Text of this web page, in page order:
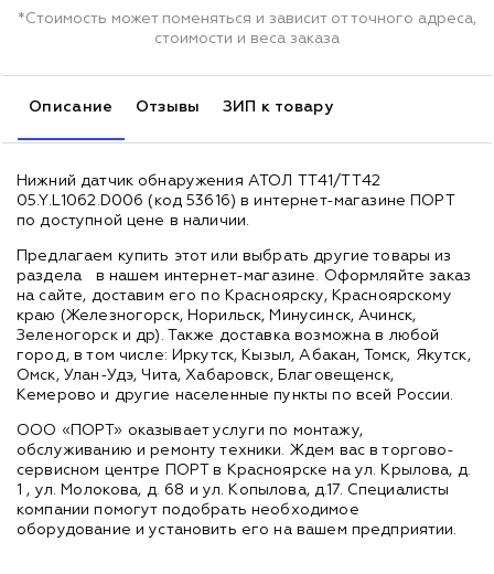
*Стоимость может поменяться и зависит от точного адреса,
стоимости и веса заказа
Описание Отзывы ЗИП к товару
Нижний датчик обнаружения АТОЛ TT41/TT42
05.Y.L1062.D006 (код 53616) в интернет-магазине ПОРТ
по доступной цене в наличии.
Предлагаем купить этот или выбрать другие товары из
раздела
в нашем интернет-магазине. Оформляйте заказ
на сайте, доставим его по Красноярску, Красноярскому
краю (Железногорск, Норильск, Минусинск, Ачинск,
Зеленогорск и др). Также доставка возможна в любой
город, в том числе: Иркутск, Кызыл, Абакан, Томск, Якутск,
Омск, Улан-Удэ, Чита, Хабаровск, Благовещенск,
Кемерово и другие населенные пункты по всей России.
ООО «ПОРТ» оказывает услуги по монтажу,
обслуживанию и ремонту техники. Ждем вас в торгово-
сервисном центре ПОРТ в Красноярске на ул. Крылова, д.
1 , ул. Молокова, д. 68 и ул. Копылова, д.17. Специалисты
компании помогут подобрать необходимое
оборудование и установить его на вашем предприятии.